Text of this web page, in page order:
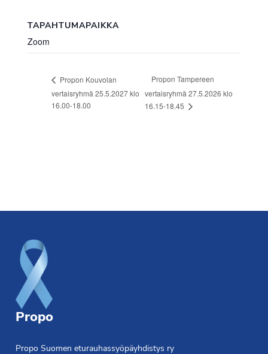
TAPAHTUMAPAIKKA
Zoom
Propon Kouvolan
vertaisryhmä 25.5.2027 klo
16.00-18.00
Propon Tampereen
vertaisryhmä 27.5.2026 klo
16.15-18.45
Propo
Propo Suomen eturauhassyöpäyhdistys ry